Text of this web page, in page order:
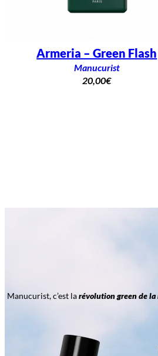
Armeria – Green Flash
Manucurist
20,00€
Manucurist, c’est larévolution green de la